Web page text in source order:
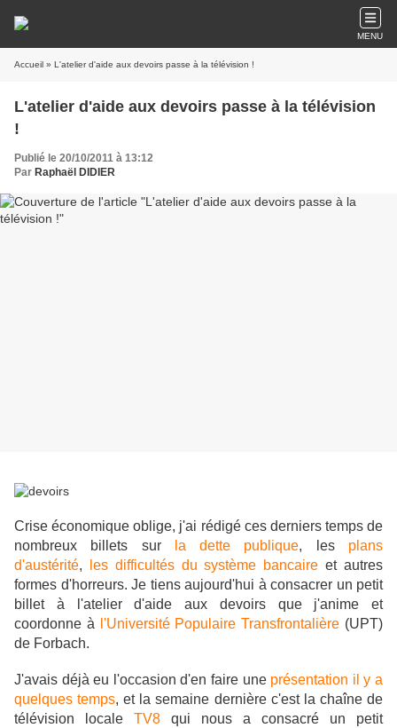
MENU
Accueil » L'atelier d'aide aux devoirs passe à la télévision !
L'atelier d'aide aux devoirs passe à la télévision
!
Publié le 20/10/2011 à 13:12
Par Raphaël DIDIER
Crise économique oblige, j'ai rédigé ces derniers temps de
nombreux billets sur
la dette publique, les plans
d'austérité, les difficultés du système bancaire et autres
formes d'horreurs. Je tiens aujourd'hui à consacrer un petit
billet à l'atelier d'aide aux devoirs que j'anime et
coordonne à
l'Université Populaire Transfrontalière (UPT)
de Forbach.
J'avais déjà eu l'occasion d'en faire une présentation il y a
quelques temps, et la semaine dernière c'est la chaîne de
télévision locale TV8 qui nous a consacré un petit